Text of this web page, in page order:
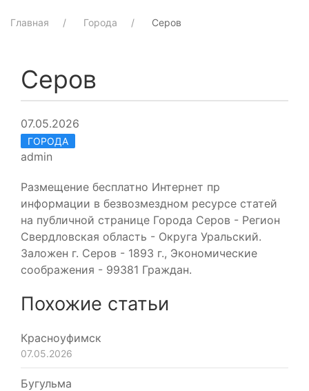
Главная Города Серов
Серов
07.05.2026
ГОРОДА
admin
Размещение бесплатно Интернет пр
информации в безвозмездном ресурсе статей
на публичной странице Города Серов - Регион
Свердловская область - Округа Уральский.
Заложен г. Серов - 1893 г., Экономические
соображения - 99381 Граждан.
Похожие статьи
Красноуфимск
07.05.2026
Бугульма